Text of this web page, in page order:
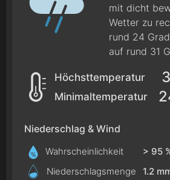
mit dicht
Wetter zu
rund 24
auf rund 31
Höchsttemperatur
Minimaltemperatur
Niederschlag & Wind
Wahrscheinlichkeit
> 95
Niederschlagsmenge
1.2